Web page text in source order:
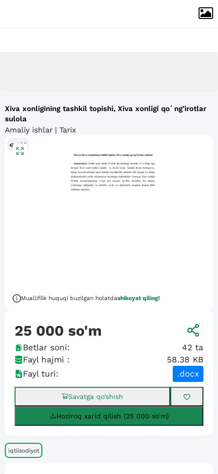
Xiva xonligining tashkil topishi, Xiva xonligi qoʻng’irotlar
sulola
Amaliy ishlar | Tarix
102
Mualliflik huquqi buzilgan holatdashikoyat qiling!
25 000 so'm
Betlar soni: 42 ta
Fayl hajmi :
58.38 KB
Fayl turi:
.docx
Savatga qo’shish
Hoziroq xarid qilish (25 000 so'm)
iqtiisodiyot